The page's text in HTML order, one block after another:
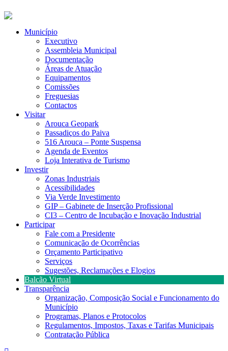
Município
Executivo
Assembleia Municipal
Documentação
Áreas de Atuação
Equipamentos
Comissões
Freguesias
Contactos
Visitar
Arouca Geopark
Passadiços do Paiva
516 Arouca – Ponte Suspensa
Agenda de Eventos
Loja Interativa de Turismo
Investir
Zonas Industriais
Acessibilidades
Via Verde Investimento
GIP – Gabinete de Inserção Profissional
CI3 – Centro de Incubação e Inovação Industrial
Participar
Fale com a Presidente
Comunicação de Ocorrências
Orçamento Participativo
Serviços
Sugestões, Reclamações e Elogios
Balcão Virtual
Transparência
Organização, Composição Social e Funcionamento do
Município
Programas, Planos e Protocolos
Regulamentos, Impostos, Taxas e Tarifas Municipais
Contratação Pública